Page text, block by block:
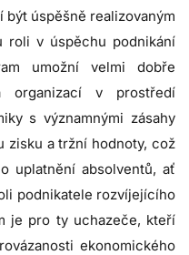
být úspěšně realizovaným
roli v úspěchu podnikání
umožní velmi dobře
organizací v prostředí
s významnými zásahy
zisku a tržní hodnoty, což
uplatnění absolventů, ať
podnikatele rozvíjejícího
je pro ty uchazeče, kteří
ekonomického